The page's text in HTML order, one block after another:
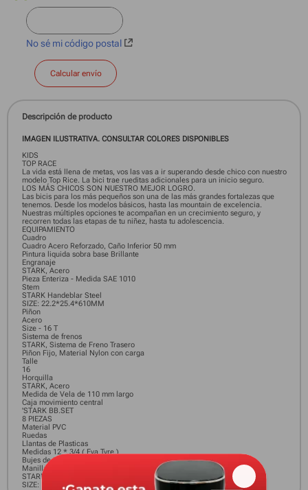
No sé mi código postal
Calcular envío
Descripción de producto
IMAGEN ILUSTRATIVA. CONSULTAR COLORES DISPONIBLES
KIDS
TOP RACE
La vida está llena de metas, vos las vas a ir superando desde chico con nuestro
modelo Top Rice. La bici trae rueditas adicionales para un inicio seguro.
LOS MÁS CHICOS SON NUESTRO MEJOR LOGRO.
Las bicis para los más pequeños son una de las más grandes fortalezas que
tenemos. Desde los modelos básicos, hasta las mountain de excelencia.
Nuestras múltiples opciones te acompañan en un crecimiento seguro, y
recorren todas las etapas de tu niñez, hasta tu adolescencia.
EQUIPAMIENTO
Cuadro
Cuadro Acero Reforzado, Caño Inferior 50 mm
Pintura liquida sobra base Brillante
Engranaje
STARK, Acero
Pieza Enteriza - Medida SAE 1010
Stem
STARK Handeblar Steel
SIZE: 22.2*25.4*610MM
Piñon
Acero
Size - 16 T
Sistema de frenos
STARK, Sistema de Freno Trasero
Piñon Fijo, Material Nylon con carga
Talle
16
Horquilla
STARK, Acero
Medida de Vela de 110 mm largo
Caja movimiento central
'STARK BB.SET
8 PIEZAS
Material PVC
Ruedas
Llantas de Plasticas
Medidas 12 * 3/4 ( Eva Tyre )
Bujes de PVC con Nylon
Manillar
STARK Handeblar ALLOY
SIZE: 22.2*25.4*610MM